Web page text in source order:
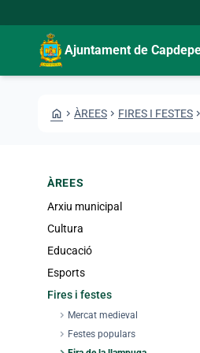
Ajuntament de
HOME CHEVRON_RIGHT ÀREES CHEVRON_RIGHT FIRES I FESTES CHEVRON_RIGHT
ÀREES
Arxiu municipal
Cultura
Educació
Esports
Fires i festes
chevron_right Mercat medieval
chevron_right Festes populars